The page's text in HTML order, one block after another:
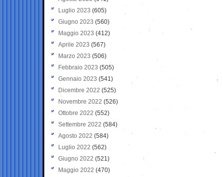
Luglio 2023 (605)
Giugno 2023 (560)
Maggio 2023 (412)
Aprile 2023 (567)
Marzo 2023 (506)
Febbraio 2023 (505)
Gennaio 2023 (541)
Dicembre 2022 (525)
Novembre 2022 (526)
Ottobre 2022 (552)
Settembre 2022 (584)
Agosto 2022 (584)
Luglio 2022 (562)
Giugno 2022 (521)
Maggio 2022 (470)